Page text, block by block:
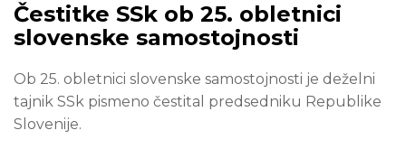
Čestitke SSk ob 25. obletnici
slovenske samostojnosti
Ob 25. obletnici slovenske samostojnosti je deželni
tajnik SSk pismeno čestital predsedniku Republike
Slovenije.